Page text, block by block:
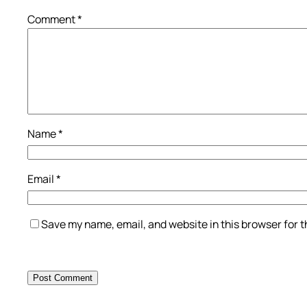
Comment*
Name*
Email*
Save my name, email, and website in this browser for